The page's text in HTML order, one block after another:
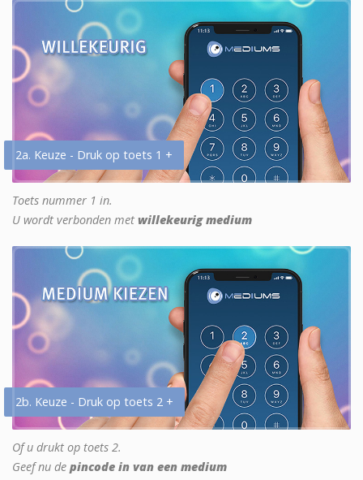
2a. Keuze - Druk op toets 1 +
Toets nummer 1 in.
U wordt verbonden met willekeurig medium
2b. Keuze - Druk op toets 2 +
Of u drukt op toets 2.
Geef nu de pincode in van een medium